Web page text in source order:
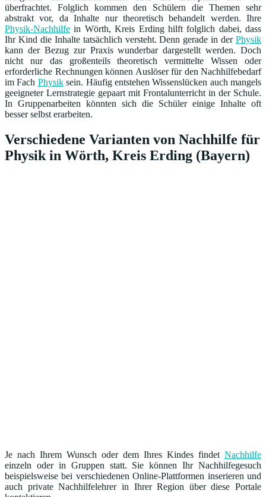
überfrachtet. Folglich kommen den Schülern die Themen sehr
abstrakt vor, da Inhalte nur theoretisch behandelt werden. Ihre
Physik-Nachhilfe in Wörth, Kreis Erding hilft folglich dabei, dass
Ihr Kind die Inhalte tatsächlich versteht. Denn gerade in der Physik
kann der Bezug zur Praxis wunderbar dargestellt werden. Doch
nicht nur das großenteils theoretisch vermittelte Wissen oder
erforderliche Rechnungen können Auslöser für den Nachhilfebedarf
im Fach Physiksein. Häufig entstehen Wissenslücken auch mangels
geeigneter Lernstrategie gepaart mit Frontalunterricht in der Schule.
In Gruppenarbeiten könnten sich die Schüler einige Inhalte oft
besser selbst erarbeiten.
Verschiedene Varianten von Nachhilfe für
Physik in Wörth, Kreis Erding (Bayern)
Je nach Ihrem Wunsch oder dem Ihres Kindes findet Nachhilfe
einzeln oder in Gruppen statt. Sie können Ihr Nachhilfegesuch
beispielsweise bei verschiedenen Online-Plattformen inserieren und
auch private Nachhilfelehrer in Ihrer Region über diese Portale